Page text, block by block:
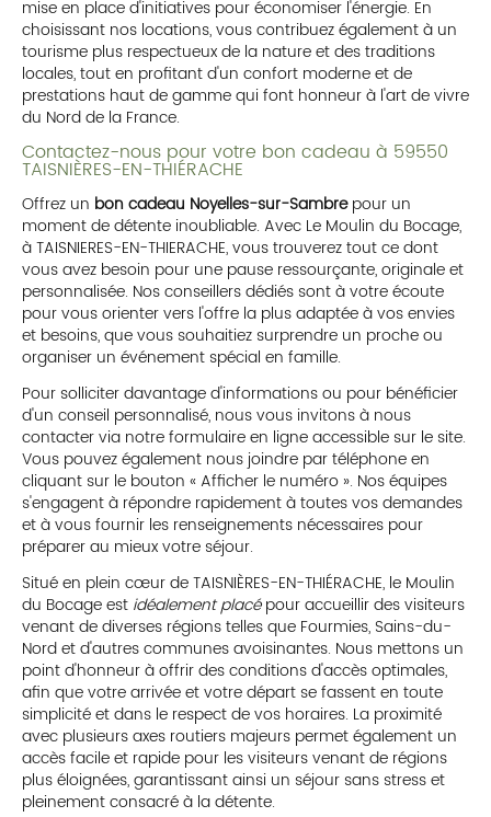
mise en place d'initiatives pour économiser l'énergie. En
choisissant nos locations, vous contribuez également à un
tourisme plus respectueux de la nature et des traditions
locales, tout en profitant d'un confort moderne et de
prestations haut de gamme qui font honneur à l'art de vivre
du Nord de la France.
Contactez-nous pour votre bon cadeau à 59550
TAISNIÈRES-EN-THIÉRACHE
Offrez un bon cadeau Noyelles-sur-Sambrepour un
moment de détente inoubliable. Avec Le Moulin du Bocage,
à TAISNIERES-EN-THIERACHE, vous trouverez tout ce dont
vous avez besoin pour une pause ressourçante, originale et
personnalisée. Nos conseillers dédiés sont à votre écoute
pour vous orienter vers l'offre la plus adaptée à vos envies
et besoins, que vous souhaitiez surprendre un proche ou
organiser un événement spécial en famille.
Pour solliciter davantage d'informations ou pour bénéficier
d'un conseil personnalisé, nous vous invitons à nous
contacter via notre formulaire en ligne accessible sur le site.
Vous pouvez également nous joindre par téléphone en
cliquant sur le bouton « Afficher le numéro ». Nos équipes
s'engagent à répondre rapidement à toutes vos demandes
et à vous fournir les renseignements nécessaires pour
préparer au mieux votre séjour.
Situé en plein cœur de TAISNIÈRES-EN-THIÉRACHE, le Moulin
du Bocage est idéalement placépour accueillir des visiteurs
venant de diverses régions telles que Fourmies, Sains-du-
Nord et d'autres communes avoisinantes. Nous mettons un
point d'honneur à offrir des conditions d'accès optimales,
afin que votre arrivée et votre départ se fassent en toute
simplicité et dans le respect de vos horaires. La proximité
avec plusieurs axes routiers majeurs permet également un
accès facile et rapide pour les visiteurs venant de régions
plus éloignées, garantissant ainsi un séjour sans stress et
pleinement consacré à la détente.